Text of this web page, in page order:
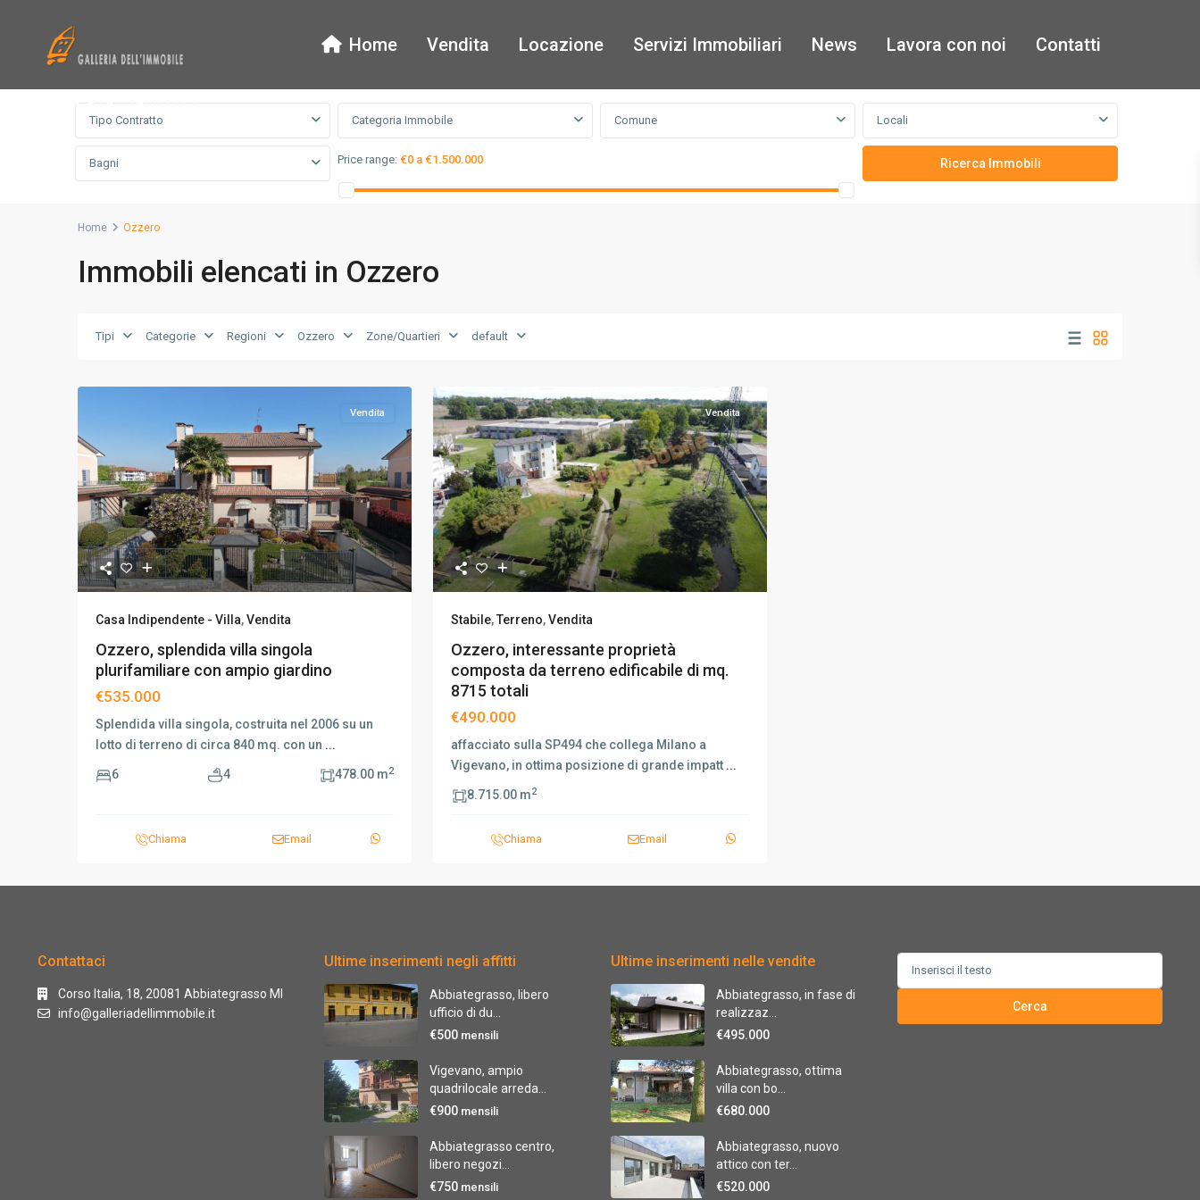
Home Vendita Locazione Servizi Immobiliari News Lavora con noi Contatti
tel. +39 029462215
Tipo Contratto Categoria Immobile Comune Locali
Bagni Price range: €0 a €1.500.000
Home Ozzero
Immobili elencati in Ozzero
Tipi Categorie Regioni Ozzero Zone/Quartieri default
Vendita
Casa Indipendente - Villa,Vendita
Ozzero, splendida villa singola
plurifamiliare con ampio giardino
€535.000
Splendida villa singola, costruita nel 2006 su un
lotto di terreno di circa 840 mq. con un ...
6 4 478.00 m2
Chiama Email
Vendita
Stabile,Terreno,Vendita
Ozzero, interessante proprietà
composta da terreno edificabile di mq.
8715 totali
€490.000
affacciato sulla SP494 che collega Milano a
Vigevano, in ottima posizione di grande impatt ...
8.715.00 m2
Chiama Email
Contattaci
Corso Italia, 18, 20081 Abbiategrasso MI
info@galleriadellimmobile.it
Ultime inserimenti negli affitti
Abbiategrasso, libero
ufficio di du...
€500 mensili
Vigevano, ampio
quadrilocale arreda...
€900 mensili
Abbiategrasso centro,
libero negozi...
€750 mensili
Ultime inserimenti nelle vendite
Abbiategrasso, in fase di
realizzaz...
€495.000
Abbiategrasso, ottima
villa con bo...
€680.000
Abbiategrasso, nuovo
attico con ter...
€520.000
for:
Cerca